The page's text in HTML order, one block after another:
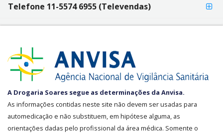
Telefone 11-5574 6955 (Televendas)
A Drogaria Soares segue as determinações da Anvisa.
As informações contidas neste site não devem ser usadas para
automedicação e não substituem, em hipótese alguma, as
orientações dadas pelo profissional da área médica. Somente o